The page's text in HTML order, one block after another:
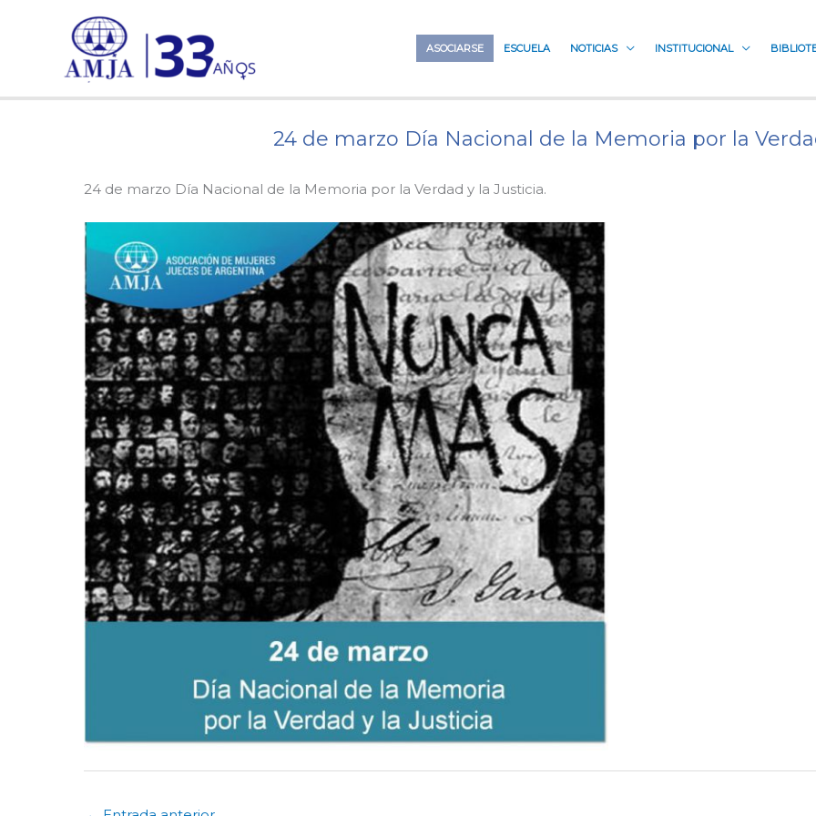
ASOCIARSE ESCUELA NOTICIAS INSTITUCIONAL
24 de marzo Día Nacional de la Memoria por la
24 de marzo Día Nacional de la Memoria por la Verdad y la Justicia.